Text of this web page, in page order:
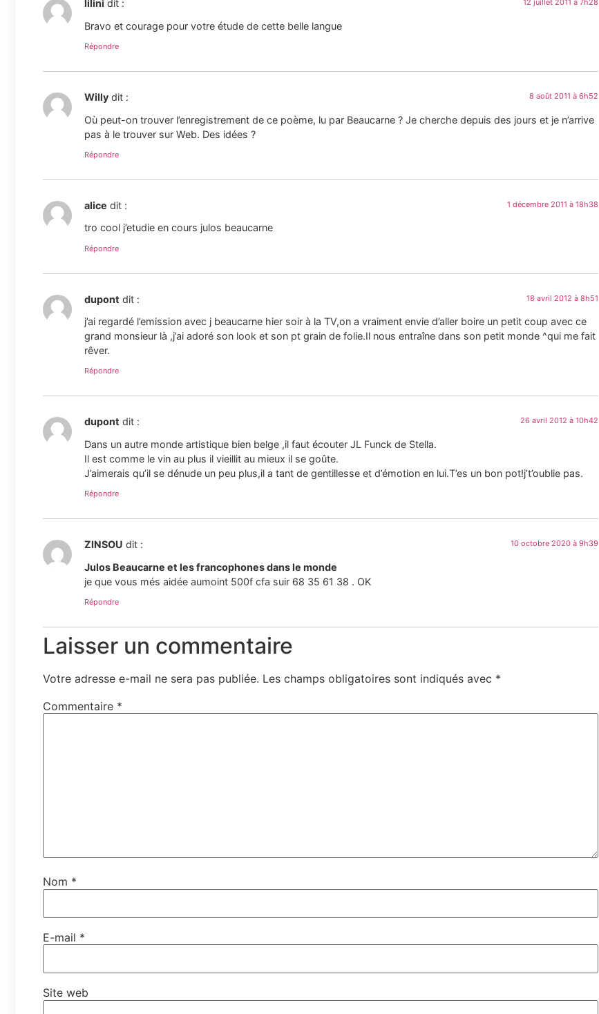
lilini dit : 12 juillet 2011 à 7h28
Bravo et courage pour votre étude de cette belle langue
Répondre
Willy dit : 8 août 2011 à 6h52
Où peut-on trouver l’enregistrement de ce poème, lu par Beaucarne ? Je cherche depuis des jours et je n’arrive
pas à le trouver sur Web. Des idées ?
Répondre
alice dit : 1 décembre 2011 à 18h38
tro cool j’etudie en cours julos beaucarne
Répondre
dupont dit : 18 avril 2012 à 8h51
j’ai regardé l’emission avec j beaucarne hier soir à la TV,on a vraiment envie d’aller boire un petit coup avec ce
grand monsieur là ,j’ai adoré son look et son pt grain de folie.Il nous entraîne dans son petit monde ^qui me fait
rêver.
Répondre
dupont dit : 26 avril 2012 à 10h42
Dans un autre monde artistique bien belge ,il faut écouter JL Funck de Stella.
Il est comme le vin au plus il vieillit au mieux il se goûte.
J’aimerais qu’il se dénude un peu plus,il a tant de gentillesse et d’émotion en lui.T’es un bon pot!j’t’oublie pas.
Répondre
ZINSOU dit : 10 octobre 2020 à 9h39
Julos Beaucarne et les francophones dans le monde
je que vous més aidée aumoint 500f cfa suir 68 35 61 38 . OK
Répondre
Laisser un commentaire
Votre adresse e-mail ne sera pas publiée. Les champs obligatoires sont indiqués avec *
Commentaire *
Nom *
E-mail *
Site web